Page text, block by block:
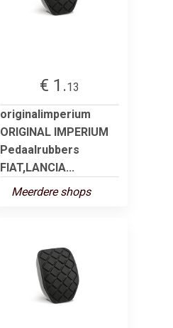
€ 1.13
originalimperium
ORIGINAL IMPERIUM
Pedaalrubbers
FIAT,LANCIA...
Meerdere shops